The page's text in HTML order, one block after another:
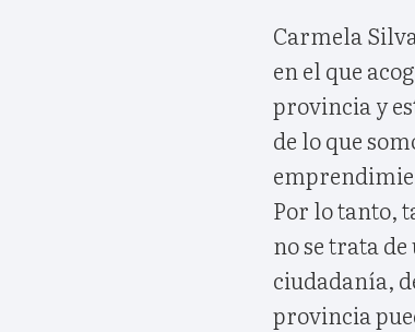
Carmela
en el que
provincia y
de lo que
Por lo tanto,
no se trata
ciudadanía,
provincia